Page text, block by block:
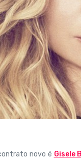
novo é Gisele